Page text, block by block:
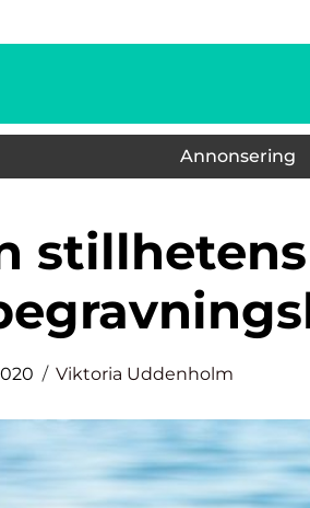
Annonsering
Viktoria Uddenholm